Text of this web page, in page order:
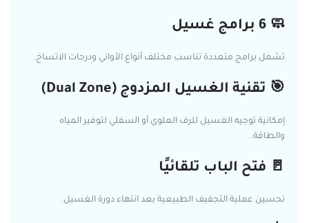
🧼 6 برامج غسيل
تشمل برامج متعددة تناسب مختلف أنواع الأواني ودرجات الاتساخ.
🎯 تقنية الغسيل المزدوج (Dual Zone)
إمكانية توجيه الغسيل للرف العلوي أو السفلي لتوفير المياه
والطاقة.
🚪 فتح الباب تلقائيًا
تحسين عملية التجفيف الطبيعية بعد انتهاء دورة الغسيل.